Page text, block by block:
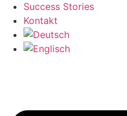
Success Stories
Kontakt